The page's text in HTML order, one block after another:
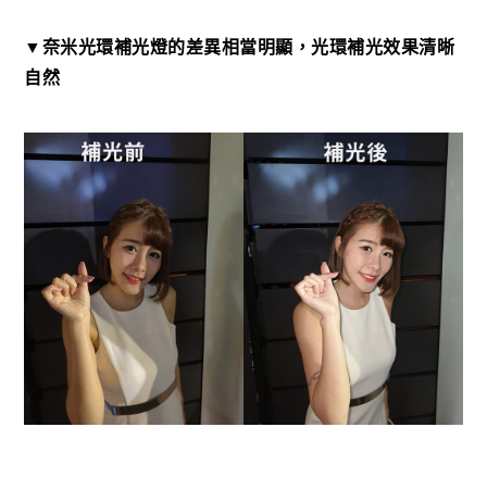
▼奈米光環補光燈的差異相當明顯，光環補光效果清晰
自然